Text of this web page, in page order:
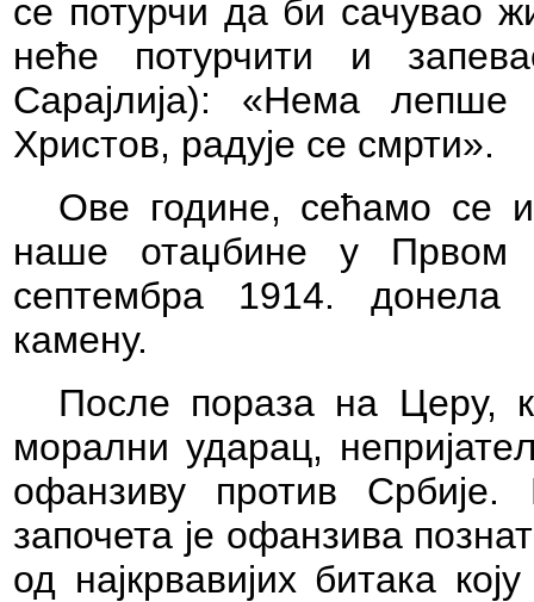
се потурчи да би сачувао
неће потурчити и
Сарајлија): «Нема
Христов, радује се смрти».
Ове године, сећамо се
наше отаџбине у Првом
септембра 1914.
камену.
После пораза на Церу,
морални ударац,
офанзиву против
започета је офанзива
од најкрвавијих битака